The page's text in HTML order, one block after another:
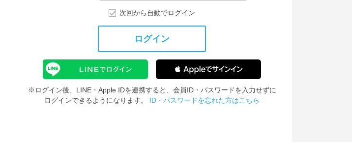
次回から自動でログイン
ログイン
※ログイン後、LINE・Apple IDを連携すると、会員ID・パスワードを入力せずに
ログインできるようになります。 ID・パスワードを忘れた方はこちら